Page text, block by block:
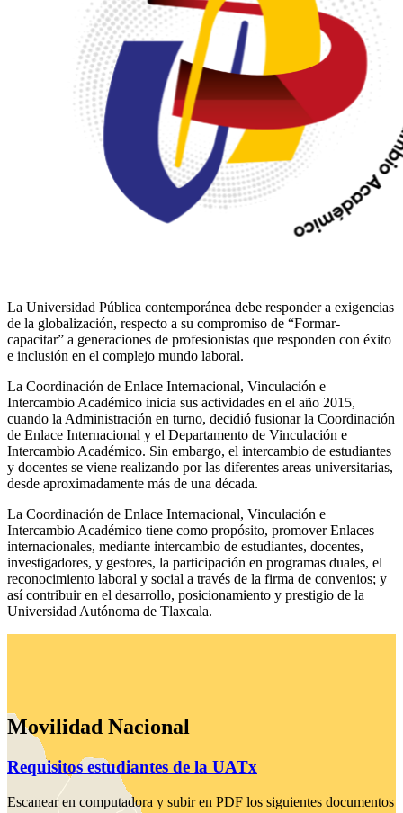
La Universidad Pública contemporánea debe responder a exigencias
de la globalización, respecto a su compromiso de “Formar-
capacitar” a generaciones de profesionistas que responden con éxito
e inclusión en el complejo mundo laboral.
La Coordinación de Enlace Internacional, Vinculación e
Intercambio Académico inicia sus actividades en el año 2015,
cuando la Administración en turno, decidió fusionar la Coordinación
de Enlace Internacional y el Departamento de Vinculación e
Intercambio Académico. Sin embargo, el intercambio de estudiantes
y docentes se viene realizando por las diferentes areas universitarias,
desde aproximadamente más de una década.
La Coordinación de Enlace Internacional, Vinculación e
Intercambio Académico tiene como propósito, promover Enlaces
internacionales, mediante intercambio de estudiantes, docentes,
investigadores, y gestores, la participación en programas duales, el
reconocimiento laboral y social a través de la firma de convenios; y
así contribuir en el desarrollo, posicionamiento y prestigio de la
Universidad Autónoma de Tlaxcala.
Movilidad Nacional
Requisitos estudiantes de la UATx
Escanear en computadora y subir en PDF los siguientes documentos